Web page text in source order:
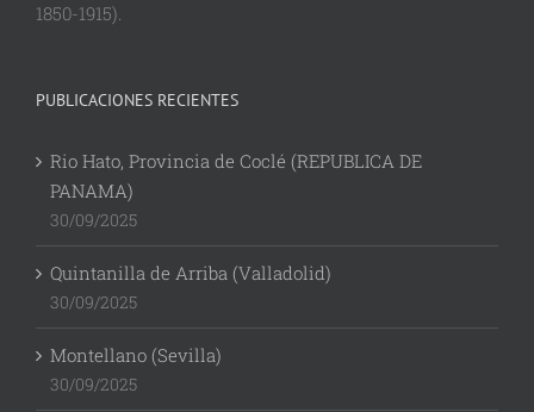
1850-1915).
PUBLICACIONES RECIENTES
Rio Hato, Provincia de Coclé (REPUBLICA DE
PANAMA)
30/09/2025
Quintanilla de Arriba (Valladolid)
30/09/2025
Montellano (Sevilla)
30/09/2025